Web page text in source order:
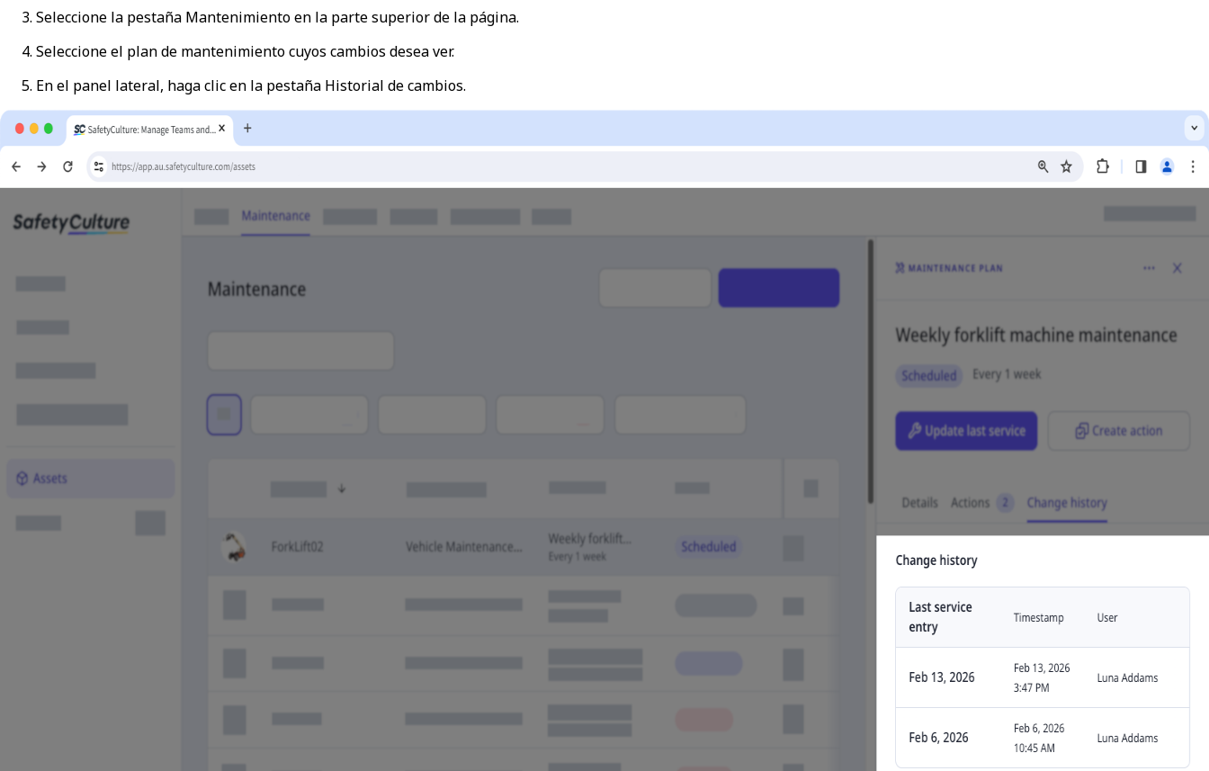
Seleccione la pestaña Mantenimientoen la parte superior de la página.
Seleccione el plan de mantenimiento cuyos cambios desea ver.
En el panel lateral, haga clic en la pestaña Historial de cambios.